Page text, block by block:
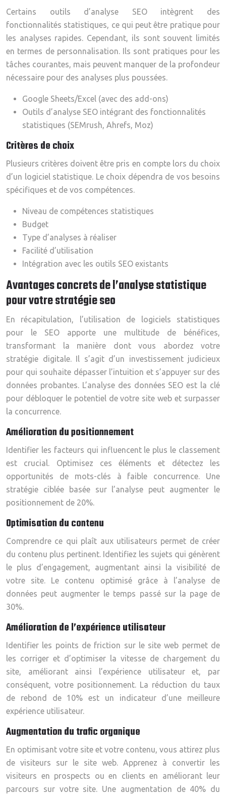
Certains outils d’analyse SEO intègrent des
fonctionnalités statistiques, ce qui peut être pratique pour
les analyses rapides. Cependant, ils sont souvent limités
en termes de personnalisation. Ils sont pratiques pour les
tâches courantes, mais peuvent manquer de la profondeur
nécessaire pour des analyses plus poussées.
Google Sheets/Excel (avec des add-ons)
Outils d’analyse SEO intégrant des fonctionnalités
statistiques (SEMrush, Ahrefs, Moz)
Critères de choix
Plusieurs critères doivent être pris en compte lors du choix
d’un logiciel statistique. Le choix dépendra de vos besoins
spécifiques et de vos compétences.
Niveau de compétences statistiques
Budget
Type d’analyses à réaliser
Facilité d’utilisation
Intégration avec les outils SEO existants
Avantages concrets de l’analyse statistique
pour votre stratégie seo
En récapitulation, l’utilisation de logiciels statistiques
pour le SEO apporte une multitude de bénéfices,
transformant la manière dont vous abordez votre
stratégie digitale. Il s’agit d’un investissement judicieux
pour qui souhaite dépasser l’intuition et s’appuyer sur des
données probantes. L’analyse des données SEO est la clé
pour débloquer le potentiel de votre site web et surpasser
la concurrence.
Amélioration du positionnement
Identifier les facteurs qui influencent le plus le classement
est crucial. Optimisez ces éléments et détectez les
opportunités de mots-clés à faible concurrence. Une
stratégie ciblée basée sur l’analyse peut augmenter le
positionnement de 20%.
Optimisation du contenu
Comprendre ce qui plaît aux utilisateurs permet de créer
du contenu plus pertinent. Identifiez les sujets qui génèrent
le plus d’engagement, augmentant ainsi la visibilité de
votre site. Le contenu optimisé grâce à l’analyse de
données peut augmenter le temps passé sur la page de
30%.
Amélioration de l’expérience utilisateur
Identifier les points de friction sur le site web permet de
les corriger et d’optimiser la vitesse de chargement du
site, améliorant ainsi l’expérience utilisateur et, par
conséquent, votre positionnement. La réduction du taux
de rebond de 10% est un indicateur d’une meilleure
expérience utilisateur.
Augmentation du trafic organique
En optimisant votre site et votre contenu, vous attirez plus
de visiteurs sur le site web. Apprenez à convertir les
visiteurs en prospects ou en clients en améliorant leur
parcours sur votre site. Une augmentation de 40% du